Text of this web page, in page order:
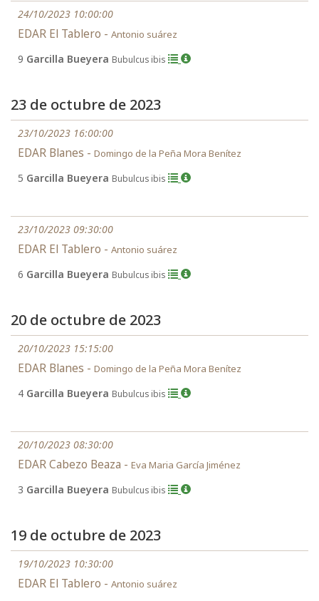
24/10/2023 10:00:00
EDAR El Tablero - Antonio suárez
9 Garcilla Bueyera Bubulcus ibis
23 de octubre de 2023
23/10/2023 16:00:00
EDAR Blanes - Domingo de la Peña Mora Benítez
5 Garcilla Bueyera Bubulcus ibis
23/10/2023 09:30:00
EDAR El Tablero - Antonio suárez
6 Garcilla Bueyera Bubulcus ibis
20 de octubre de 2023
20/10/2023 15:15:00
EDAR Blanes - Domingo de la Peña Mora Benítez
4 Garcilla Bueyera Bubulcus ibis
20/10/2023 08:30:00
EDAR Cabezo Beaza - Eva Maria García Jiménez
3 Garcilla Bueyera Bubulcus ibis
19 de octubre de 2023
19/10/2023 10:30:00
EDAR El Tablero - Antonio suárez